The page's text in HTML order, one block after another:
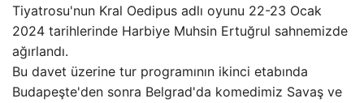
Tiyatrosu'nun Kral Oedipus adlı oyunu 22-23 Ocak
2024 tarihlerinde Harbiye Muhsin Ertuğrul sahnemizde
ağırlandı.
Bu davet üzerine tur programının ikinci etabında
Budapeşte'den sonra Belgrad'da komedimiz Savaş ve